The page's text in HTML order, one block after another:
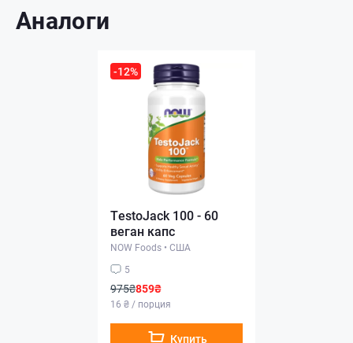
Аналоги
-12%
TestoJack 100 - 60
веган капс
NOW Foods • США
5
975₴859₴
16 ₴ / порция
Купить